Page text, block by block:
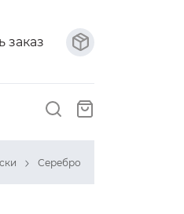
заказ
Серебро